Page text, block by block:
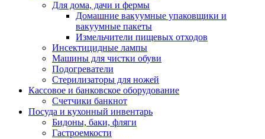
Для дома, дачи и фермы
Домашние вакуумные упаковщики и
вакуумные пакеты
Измельчители пищевых отходов
Инсектицидные лампы
Машины для чистки обуви
Подогреватели
Стерилизаторы для ножей
Кассовое и банковское оборудование
Счетчики банкнот
Посуда и кухонный инвентарь
Бидоны, баки, фляги
Гастроемкости